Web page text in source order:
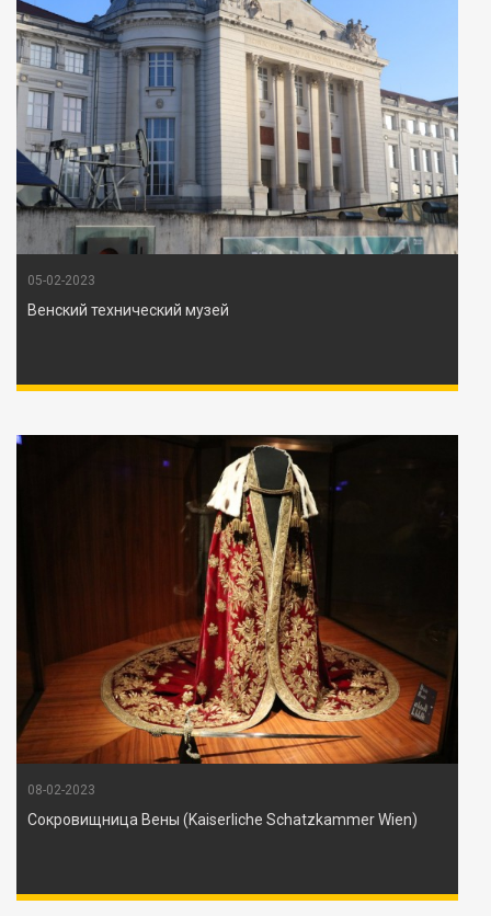
05-02-2023
Венский технический музей
08-02-2023
Сокровищница Вены (Kaiserliche Schatzkammer Wien)